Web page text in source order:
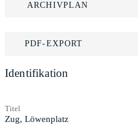
ARCHIVPLAN
PDF-EXPORT
Identifikation
Titel
Zug, Löwenplatz